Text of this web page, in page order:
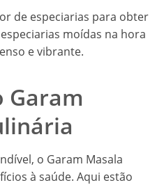
de especiarias para obter
moídas na hora
e vibrante.
Garam
o Garam Masala
à saúde. Aqui estão